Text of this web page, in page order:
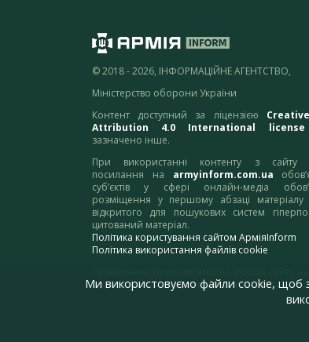
© 2018 - 2026, ІНФОРМАЦІЙНЕ АГЕНТСТВО,
Міністерство оборони України
Контент доступний за ліцензією
Attribution 4.0 International license
зазначено інше.
При використанні контенту з сайту
посилання на armyinform.com.ua
суб’єктів у сфері онлайн-медіа
розміщення у першому абзаці матеріалу
відкритого для пошукових систем
цитований матеріал.
Політика користування сайтом АрміяInform
Політика використання файлів cookie
адресу:webmaster@armyinform.com.ua
Ми використовуємо файли cookie, щоб